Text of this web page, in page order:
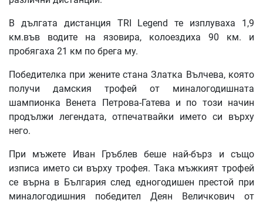
В дългата дистанция TRI Legend те изплуваха 1,9
км.във водите на язовира, колоездиха 90 км. и
пробягаха 21 км по брега му.
Победителка при жените стана Златка Вълчева, която
получи дамския трофей от миналогодишната
шампионка Венета Петрова-Гатева и по този начин
продължи легендата, отпечатвайки името си върху
него.
При мъжете Иван Гръблев беше най-бърз и също
изписа името си върху трофея. Така мъжкият трофей
се върна в България след едногодишен престой при
миналогодишния победител Деян Величкович от